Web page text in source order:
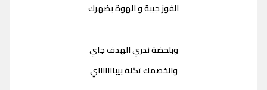
الفوز جيبة و الهوة بضهرك
وبلحضة ندري الهدف جاي
والخصمك تگلة بيباااااااي